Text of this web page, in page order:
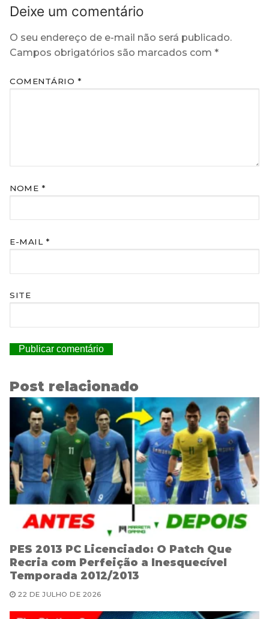
Deixe um comentário
O seu endereço de e-mail não será publicado.
Campos obrigatórios são marcados com *
COMENTÁRIO *
NOME *
E-MAIL *
SITE
Post relacionado
PES 2013 PC Licenciado: O Patch Que
Recria com Perfeição a Inesquecível
Temporada 2012/2013
22 DE JULHO DE 2026